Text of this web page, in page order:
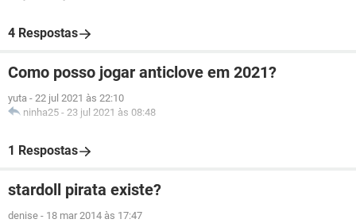
4 Respostas
Como posso jogar anticlove em 2021?
yuta - 22 jul 2021 às 22:10
ninha25 - 23 jul 2021 às 08:48
1 Respostas
stardoll pirata existe?
denise - 18 mar 2014 às 17:47